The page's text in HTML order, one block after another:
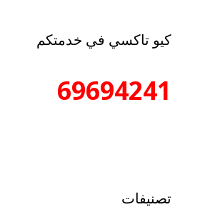
كيو تاكسي في خدمتكم
69694241
تصنيفات